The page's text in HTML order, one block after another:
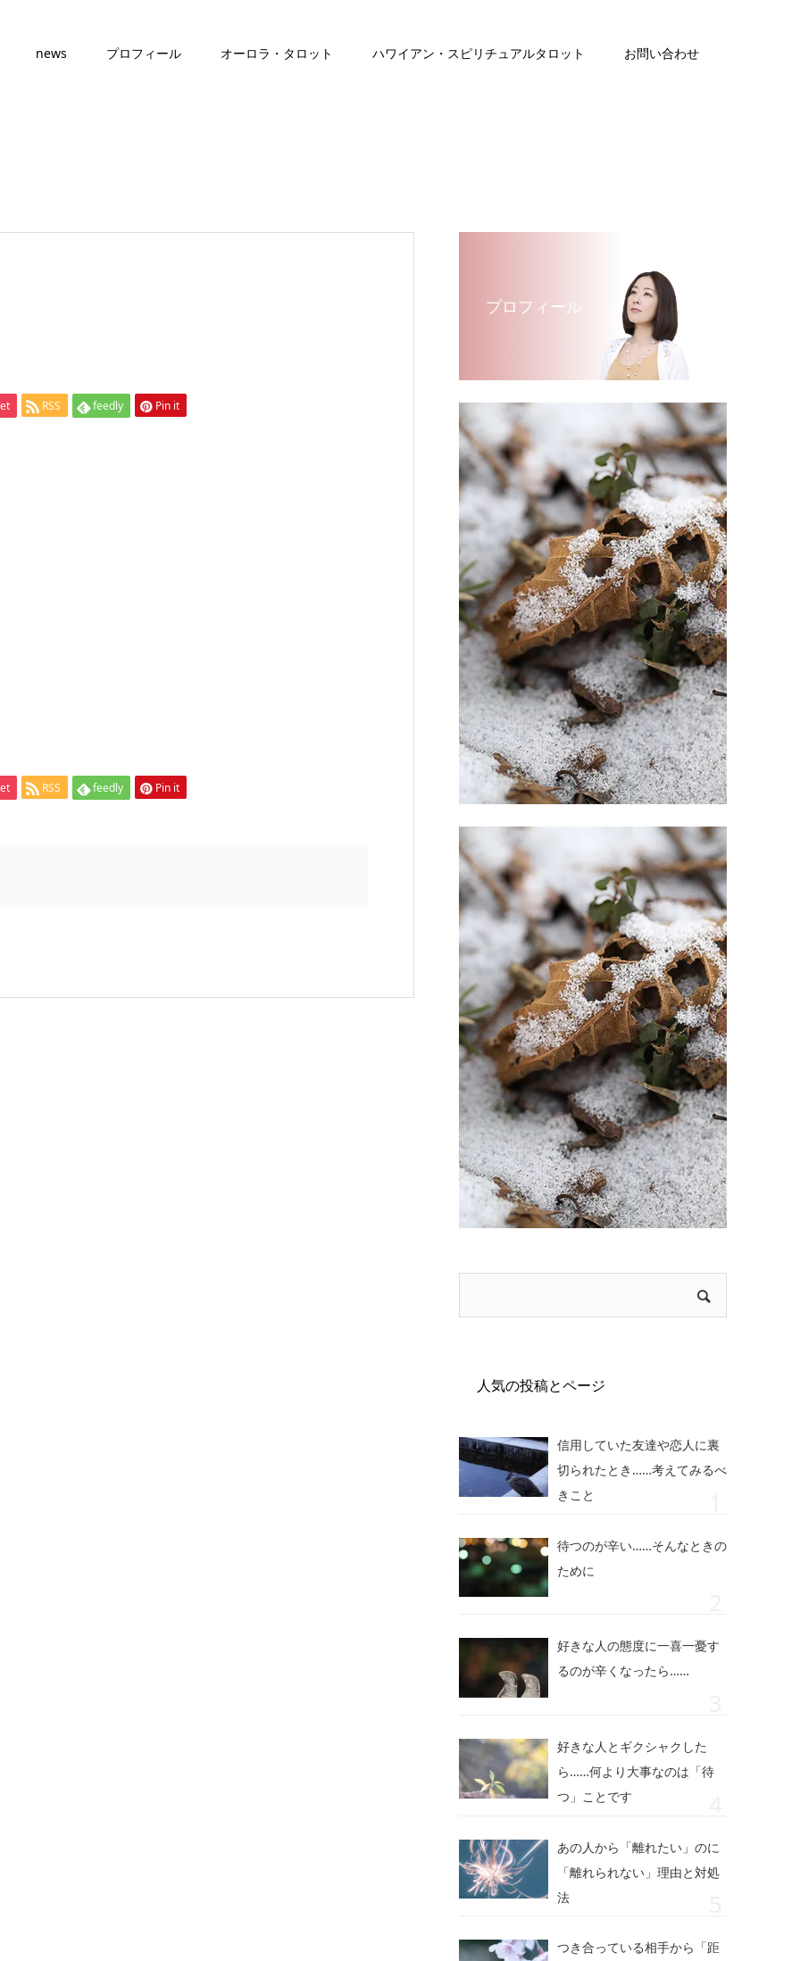
news プロフィール オーロラ・タロット ハワイアン・スピリチュアルタロット お問い合わせ
RSS feedly Pin it
RSS feedly Pin it
プロフィール
人気の投稿とページ
信用していた友達や恋人に裏
切られたとき……考えてみるべ
きこと
待つのが辛い……そんなときの
ために
好きな人の態度に一喜一憂す
るのが辛くなったら……
好きな人とギクシャクした
ら……何より大事なのは「待
つ」ことです
あの人から「離れたい」のに
「離れられない」理由と対処
法
つき合っている相手から「距